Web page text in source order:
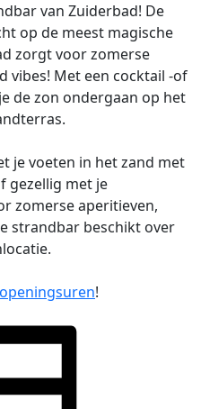
van Zuiderbad! De
op de meest magische
zorgt voor zomerse
vibes! Met een cocktail -of
de zon ondergaan op het
je voeten in het zand met
gezellig met je
zomerse aperitieven,
strandbar beschikt over
!